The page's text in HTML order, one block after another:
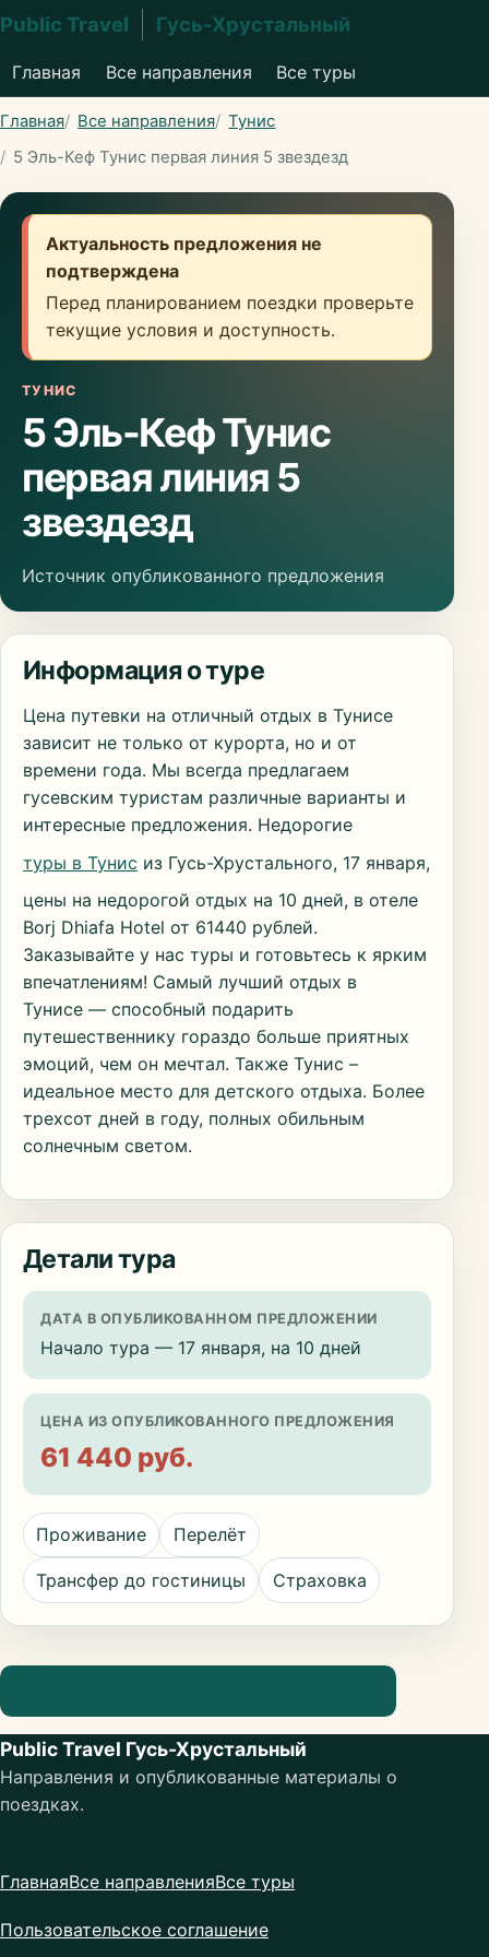
Public Travel Гусь-Хрустальный
Главная Все направления Все туры
Главная Все направления
Тунис
5 Эль-Кеф Тунис первая линия 5 звездезд
Актуальность предложения не
подтверждена
Перед планированием поездки проверьте
текущие условия и доступность.
ТУНИС
5 Эль-Кеф Тунис
первая линия 5
звездезд
Источник опубликованного предложения
Информация о туре
Цена путевки на отличный отдых в Тунисе
зависит не только от курорта, но и от
времени года. Мы всегда предлагаем
гусевским туристам различные варианты и
интересные предложения. Недорогие
туры в Тунис из Гусь-Хрустального, 17 января,
цены на недорогой отдых на 10 дней, в отеле
Borj Dhiafa Hotel от 61440 рублей.
Заказывайте у нас туры и готовьтесь к ярким
впечатлениям! Самый лучший отдых в
Тунисе — способный подарить
путешественнику гораздо больше приятных
эмоций, чем он мечтал. Также Тунис –
идеальное место для детского отдыха. Более
трехсот дней в году, полных обильным
солнечным светом.
Детали тура
ДАТА В ОПУБЛИКОВАННОМ ПРЕДЛОЖЕНИИ
Начало тура — 17 января, на 10 дней
ЦЕНА ИЗ ОПУБЛИКОВАННОГО ПРЕДЛОЖЕНИЯ
61 440 руб.
Проживание Перелёт
Трансфер до гостиницы Страховка
Public Travel Гусь-Хрустальный
Направления и опубликованные материалы о
поездках.
ГлавнаяВсе направленияВсе туры
Пользовательское соглашение